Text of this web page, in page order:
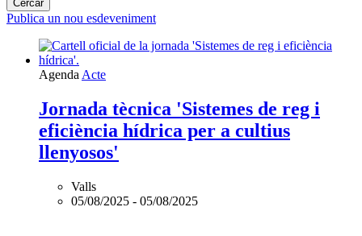
Publica un nou esdeveniment
AgendaActe
Jornada tècnica 'Sistemes de reg i
eficiència hídrica per a cultius
llenyosos'
Valls
05/08/2025 - 05/08/2025